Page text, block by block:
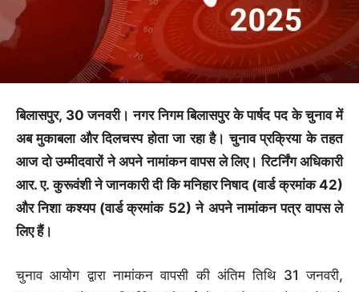
बिलासपुर, 30 जनवरी। नगर निगम बिलासपुर के पार्षद पद के चुनाव में
अब मुकाबला और दिलचस्प होता जा रहा है। चुनाव प्रक्रिया के तहत
आज दो उम्मीदवारों ने अपने नामांकन वापस ले लिए। रिटर्निंग अधिकारी
आर. ए. कुरूवंशी ने जानकारी दी कि मनिहार निषाद (वार्ड क्रमांक 42)
और निशा कश्यप (वार्ड क्रमांक 52) ने अपने नामांकन पत्र वापस ले
लिए हैं।
चुनाव आयोग द्वारा नामांकन वापसी की अंतिम तिथि 31 जनवरी,